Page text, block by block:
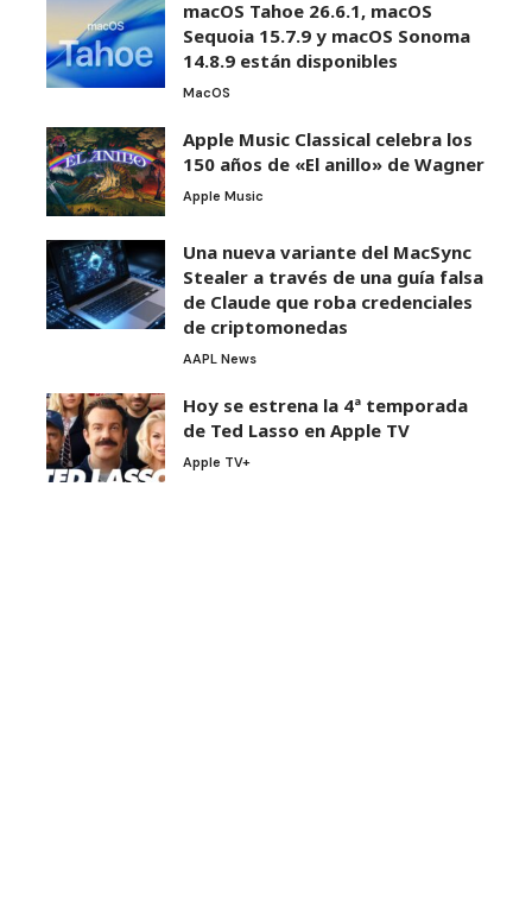
macOS Tahoe 26.6.1, macOS
Sequoia 15.7.9 y macOS Sonoma
14.8.9 están disponibles
MacOS
Apple Music Classical celebra los
150 años de «El anillo» de Wagner
Apple Music
Una nueva variante del MacSync
Stealer a través de una guía falsa
de Claude que roba credenciales
de criptomonedas
AAPL News
Hoy se estrena la 4ª temporada
de Ted Lasso en Apple TV
Apple TV+